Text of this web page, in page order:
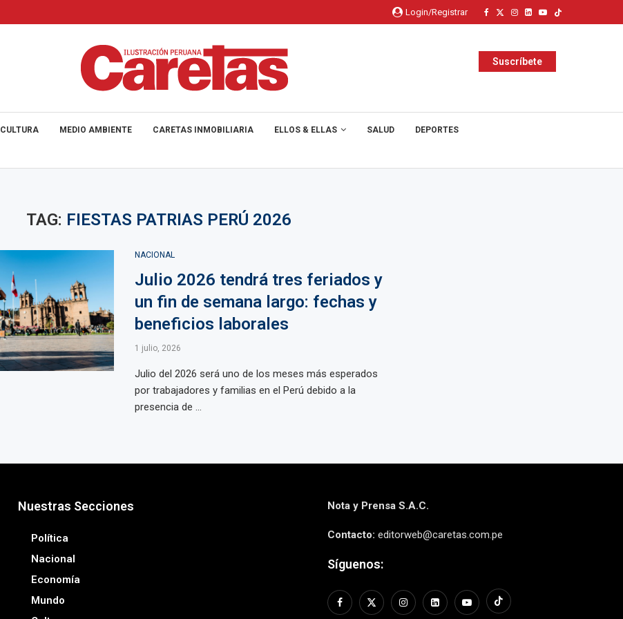
Login/Registrar
Suscríbete
CULTURA MEDIO AMBIENTE CARETAS INMOBILIARIA ELLOS & ELLAS SALUD DEPORTES
TAG: FIESTAS PATRIAS PERÚ 2026
NACIONAL
Julio 2026 tendrá tres feriados y
un fin de semana largo: fechas y
beneficios laborales
1 julio, 2026
Julio del 2026 será uno de los meses más esperados
por trabajadores y familias en el Perú debido a la
presencia de ...
Nuestras Secciones
Política
Nacional
Economía
Mundo
Nota y Prensa S.A.C.
Contacto: editorweb@caretas.com.pe
Síguenos: